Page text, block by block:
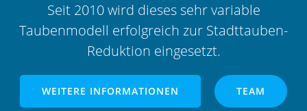
Seit 2010 wird dieses sehr variable
Taubenmodell erfolgreich zur Stadttauben-
Reduktion eingesetzt.
WEITERE INFORMATIONEN TEAM